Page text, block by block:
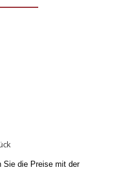
Sie die Preise mit der